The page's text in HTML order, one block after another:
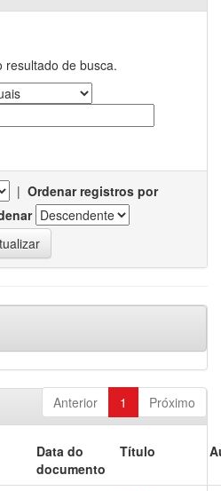
resultado de busca.
| Ordenar registros por
Anterior 1 Próximo
Data do
documento
Título